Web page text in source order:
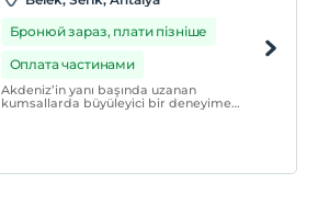
Бронюй зараз, плати пізніше
Оплата частинами
Akdeniz’in yanı başında uzanan
kumsallarda büyüleyici bir deneyime